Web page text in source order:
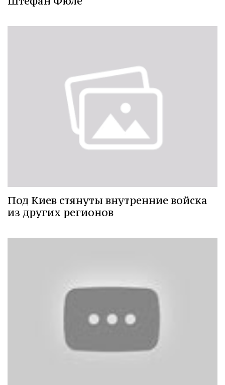
Под Киев стянуты внутренние войска
из других регионов